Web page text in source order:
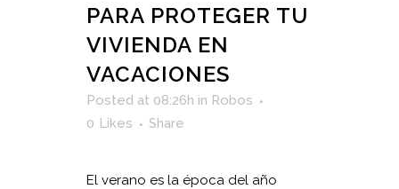
PARA PROTEGER TU
VIVIENDA EN
VACACIONES
Posted at 08:26h in Robos
0 Likes Share
El verano es la época del año